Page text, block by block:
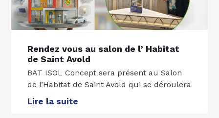
Rendez vous au salon de l’ Habitat
de Saint Avold
BAT ISOL Concept sera présent au Salon
de l’Habitat de Saint Avold qui se déroulera
Lire la suite